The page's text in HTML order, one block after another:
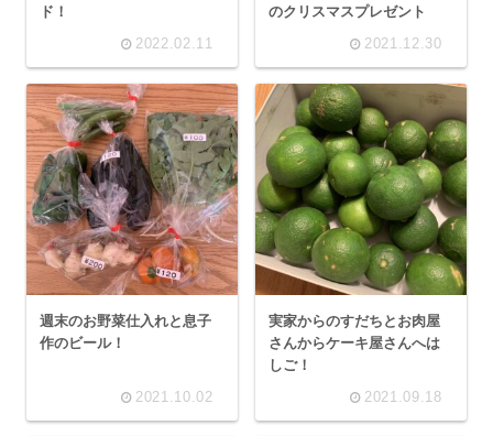
ド！
2022.02.11
のクリスマスプレゼント
2021.12.30
週末のお野菜仕入れと息子
作のビール！
2021.10.02
実家からのすだちとお肉屋
さんからケーキ屋さんへは
しご！
2021.09.18